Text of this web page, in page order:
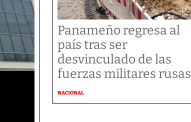
Panameño regresa al
país tras ser
desvinculado de las
fuerzas militares rusas
NACIONAL